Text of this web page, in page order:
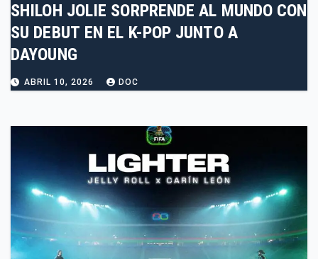
SHILOH JOLIE SORPRENDE AL MUNDO CON
SU DEBUT EN EL K-POP JUNTO A
DAYOUNG
ABRIL 10, 2026 DOC